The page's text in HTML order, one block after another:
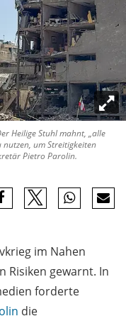
Heilige Stuhl mahnt, „alle
um Streitigkeiten
Pietro Parolin.
im Nahen
Risiken gewarnt. In
forderte
die